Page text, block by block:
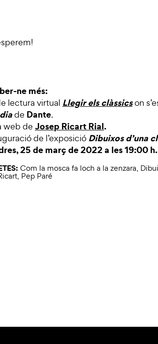
ne més:
lectura virtual Llegir els clàssicson
de Dante.
web de Josep Ricart Rial.
de l’exposició Dibuixos d’una
25 de març de 2022 a les 19:00
Com la mosca fa loch a la zenzara,
, Pep Paré